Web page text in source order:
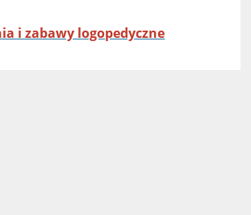
i zabawy logopedyczne